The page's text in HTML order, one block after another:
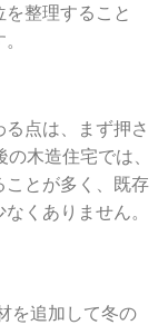
整理すること
点は、まず押さ
木造住宅では、
ことが多く、既存
くありません。
を追加して冬の